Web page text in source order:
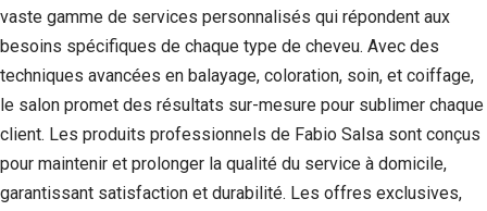
vaste gamme de services personnalisés qui répondent aux
besoins spécifiques de chaque type de cheveu. Avec des
techniques avancées en balayage, coloration, soin, et coiffage,
le salon promet des résultats sur-mesure pour sublimer chaque
client. Les produits professionnels de Fabio Salsa sont conçus
pour maintenir et prolonger la qualité du service à domicile,
garantissant satisfaction et durabilité. Les offres exclusives,